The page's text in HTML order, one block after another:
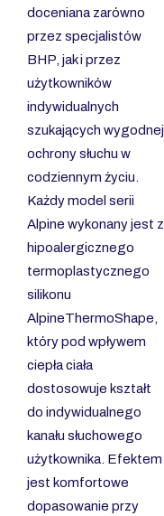
doceniana zarówno
przez specjalistów
BHP, jak i przez
użytkowników
indywidualnych
szukających wygodnej
ochrony słuchu w
codziennym życiu.
Każdy model serii
Alpine wykonany jest z
hipoalergicznego
termoplastycznego
silikonu
AlpineThermoShape,
który pod wpływem
ciepła ciała
dostosowuje kształt
do indywidualnego
kanału słuchowego
użytkownika. Efektem
jest komfortowe
dopasowanie przy